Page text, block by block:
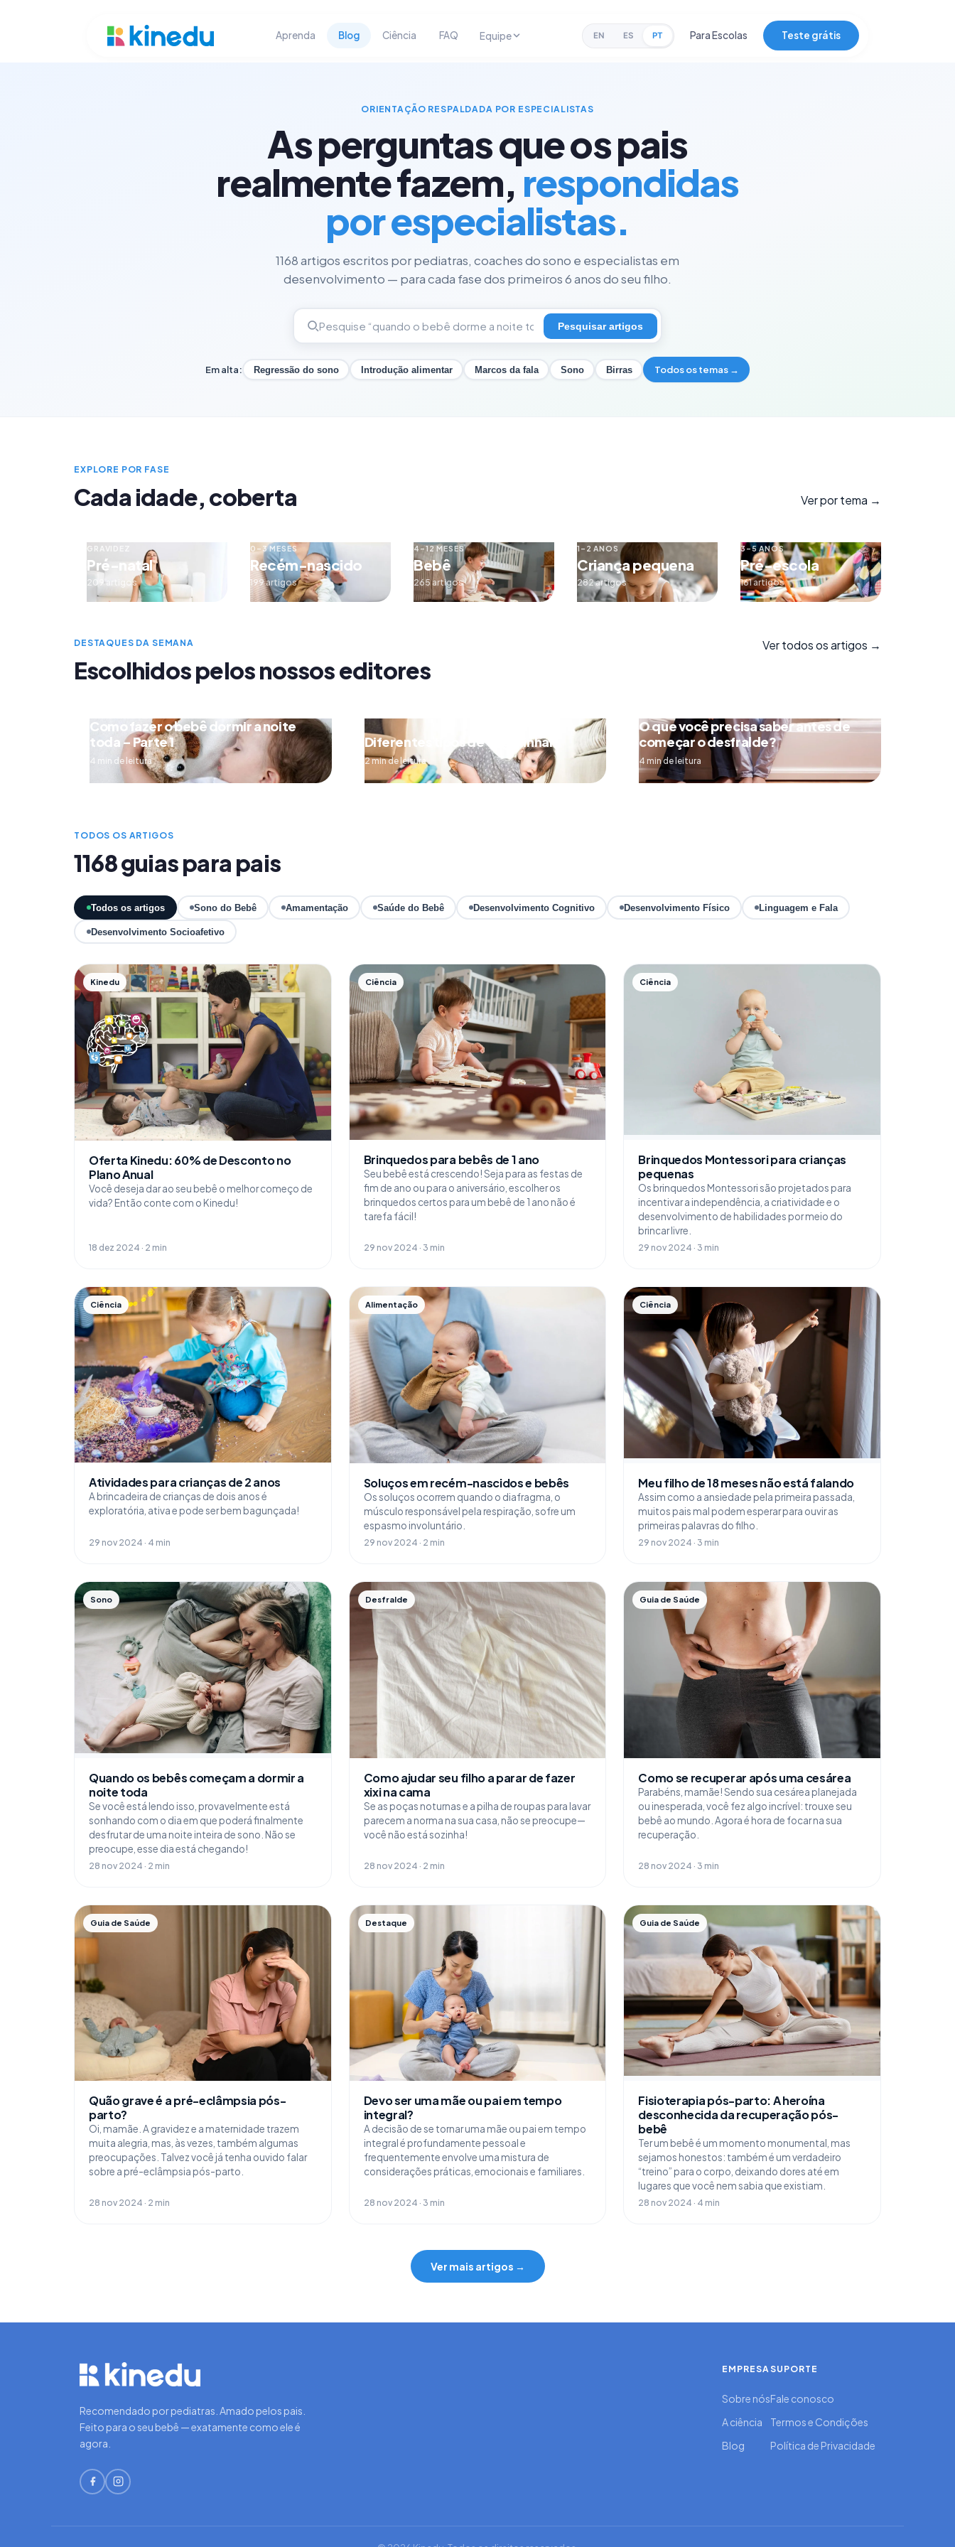
Aprenda Blog Ciência FAQ Equipe EN ES PT Para Escolas Teste grátis
ORIENTAÇÃO RESPALDADA POR ESPECIALISTAS
As perguntas que os pais
realmente fazem,respondidas
por especialistas.
1168 artigos escritos por pediatras, coaches do sono e especialistas em
desenvolvimento — para cada fase dos primeiros 6 anos do seu filho.
Pesquisar artigos
Em alta: Regressão do sono Introdução alimentar Marcos da fala Sono Birras Todos os temas →
EXPLORE POR FASE
Cada idade, coberta Ver por tema →
GRAVIDEZ
Pré-natal
209 artigos
0–3 MESES
Recém-nascido
199 artigos
4–12 MESES
Bebê
265 artigos
1–2 ANOS
Criança pequena
282 artigos
3–5 ANOS
Pré-escola
161 artigos
DESTAQUES DA SEMANA
Escolhidos pelos nossos editores
Ver todos os artigos →
Como fazer o bebê dormir a noite
toda – Parte 1
4 min de leitura
Diferentes tipos de engatinhar
2 min de leitura
O que você precisa saber antes de
começar o desfralde?
4 min de leitura
TODOS OS ARTIGOS
1168 guias para pais
Todos os artigos Sono do Bebê Amamentação Saúde do Bebê Desenvolvimento Cognitivo Desenvolvimento Físico Linguagem e Fala
Desenvolvimento Socioafetivo
Kinedu
Oferta Kinedu: 60% de Desconto no
Plano Anual
Você deseja dar ao seu bebê o melhor começo de
vida? Então conte com o Kinedu!
18 dez 2024 · 2 min
Ciência
Brinquedos para bebês de 1 ano
Seu bebê está crescendo! Seja para as festas de
fim de ano ou para o aniversário, escolher os
brinquedos certos para um bebê de 1 ano não é
tarefa fácil!
29 nov 2024 · 3 min
Ciência
Brinquedos Montessori para crianças
pequenas
Os brinquedos Montessori são projetados para
incentivar a independência, a criatividade e o
desenvolvimento de habilidades por meio do
brincar livre.
29 nov 2024 · 3 min
Ciência
Atividades para crianças de 2 anos
A brincadeira de crianças de dois anos é
exploratória, ativa e pode ser bem bagunçada!
29 nov 2024 · 4 min
Alimentação
Soluços em recém-nascidos e bebês
Os soluços ocorrem quando o diafragma, o
músculo responsável pela respiração, sofre um
espasmo involuntário.
29 nov 2024 · 2 min
Ciência
Meu filho de 18 meses não está falando
Assim como a ansiedade pela primeira passada,
muitos pais mal podem esperar para ouvir as
primeiras palavras do filho.
29 nov 2024 · 3 min
Sono
Quando os bebês começam a dormir a
noite toda
Se você está lendo isso, provavelmente está
sonhando com o dia em que poderá finalmente
desfrutar de uma noite inteira de sono. Não se
preocupe, esse dia está chegando!
28 nov 2024 · 2 min
Desfralde
Como ajudar seu filho a parar de fazer
xixi na cama
Se as poças noturnas e a pilha de roupas para lavar
parecem a norma na sua casa, não se preocupe—
você não está sozinha!
28 nov 2024 · 2 min
Guia de Saúde
Como se recuperar após uma cesárea
Parabéns, mamãe! Sendo sua cesárea planejada
ou inesperada, você fez algo incrível: trouxe seu
bebê ao mundo. Agora é hora de focar na sua
recuperação.
28 nov 2024 · 3 min
Guia de Saúde
Quão grave é a pré-eclâmpsia pós-
parto?
Oi, mamãe. A gravidez e a maternidade trazem
muita alegria, mas, às vezes, também algumas
preocupações. Talvez você já tenha ouvido falar
sobre a pré-eclâmpsia pós-parto.
28 nov 2024 · 2 min
Destaque
Devo ser uma mãe ou pai em tempo
integral?
A decisão de se tornar uma mãe ou pai em tempo
integral é profundamente pessoal e
frequentemente envolve uma mistura de
considerações práticas, emocionais e familiares.
28 nov 2024 · 3 min
Guia de Saúde
Fisioterapia pós-parto: A heroína
desconhecida da recuperação pós-
bebê
Ter um bebê é um momento monumental, mas
sejamos honestos: também é um verdadeiro
“treino” para o corpo, deixando dores até em
lugares que você nem sabia que existiam.
28 nov 2024 · 4 min
Ver mais artigos →
Recomendado por pediatras. Amado pelos pais.
Feito para o seu bebê — exatamente como ele é
agora.
EMPRESA
Sobre nós
A ciência
Blog
SUPORTE
Fale conosco
Termos e Condições
Política de Privacidade